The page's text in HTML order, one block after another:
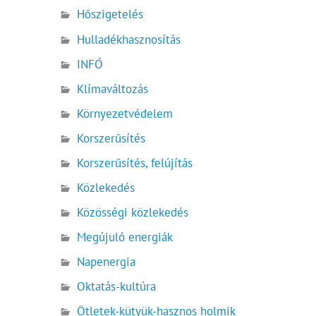
Hőszigetelés
Hulladékhasznosítás
INFÓ
Klímaváltozás
Környezetvédelem
Korszerűsítés
Korszerűsítés, felújítás
Közlekedés
Közösségi közlekedés
Megújuló energiák
Napenergia
Oktatás-kultúra
Ötletek-kütyük-hasznos holmik